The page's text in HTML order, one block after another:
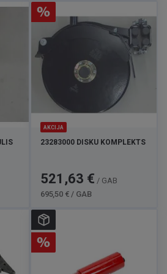
AKCIJA
23283000 DISKU KOMPLEKTS
Cena
521,63 € / GAB
695,50 € / GAB